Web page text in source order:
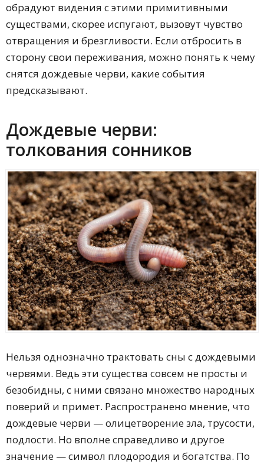
обрадуют видения с этими примитивными
существами, скорее испугают, вызовут чувство
отвращения и брезгливости. Если отбросить в
сторону свои переживания, можно понять к чему
снятся дождевые черви, какие события
предсказывают.
Дождевые черви:
толкования сонников
Нельзя однозначно трактовать сны с дождевыми
червями. Ведь эти существа совсем не просты и
безобидны, с ними связано множество народных
поверий и примет. Распространено мнение, что
дождевые черви — олицетворение зла, трусости,
подлости. Но вполне справедливо и другое
значение — символ плодородия и богатства. По